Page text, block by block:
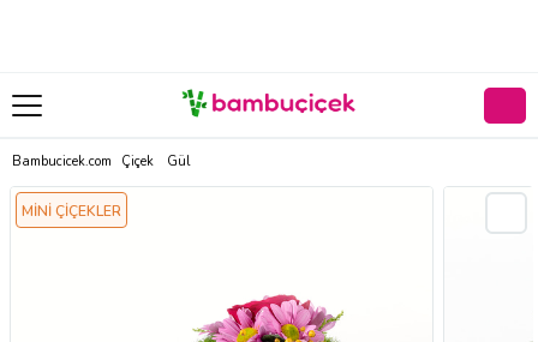
Bambucicek.com Çiçek Gül
MİNİ ÇİÇEKLER